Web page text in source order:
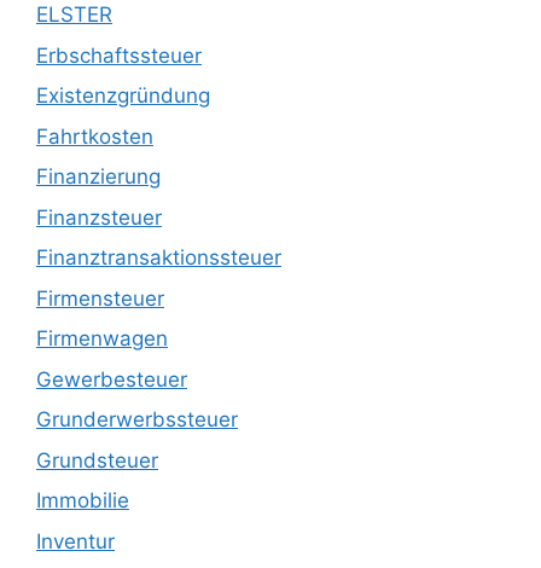
ELSTER
Erbschaftssteuer
Existenzgründung
Fahrtkosten
Finanzierung
Finanzsteuer
Finanztransaktionssteuer
Firmensteuer
Firmenwagen
Gewerbesteuer
Grunderwerbssteuer
Grundsteuer
Immobilie
Inventur